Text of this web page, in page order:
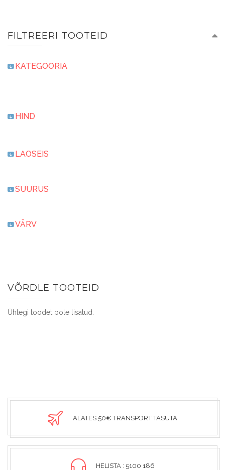
FILTREERI TOOTEID
KATEGOORIA
HIND
LAOSEIS
SUURUS
VÄRV
VÕRDLE TOOTEID
Ühtegi toodet pole lisatud.
ALATES 50€ TRANSPORT TASUTA
HELISTA : 5100 186